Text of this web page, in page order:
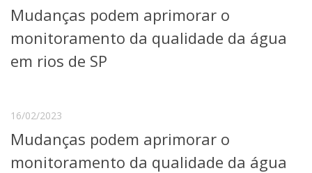
Pesquisa e Inovação
Linhas de Pesquisa
Centros, Núcleos e Projetos em Rede
Pós-doutorado
Projetos, Programas e Cursos
Artes, Cultura e Esportes
Mudanças podem aprimorar o
monitoramento da qualidade da água
em rios de SP
16/02/2023
Mudanças podem aprimorar o
monitoramento da qualidade da água